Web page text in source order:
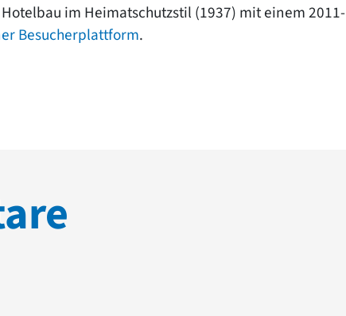
im Heimatschutzstil (1937) mit einem 2011-
Besucherplattform.